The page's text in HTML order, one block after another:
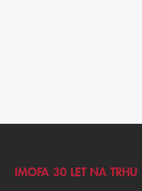
IMOFA 30 LET NA TRHU